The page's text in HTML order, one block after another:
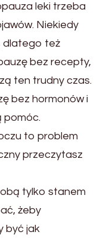
leki trzeba
Niekiedy
dlatego też
bez recepty,
ten trudny czas.
bez hormonów i
pomóc.
to problem
przeczytasz
tylko stanem
żeby
być jak